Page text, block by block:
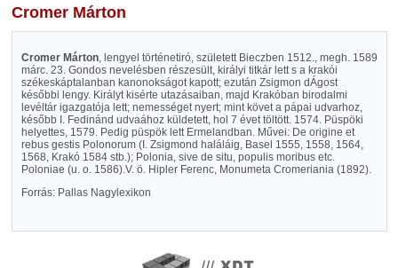
Cromer Márton
Cromer Márton, lengyel történetiró, született Bieczben 1512., megh. 1589
márc. 23. Gondos nevelésben részesült, királyi titkár lett s a krakói
székeskáptalanban kanonokságot kapott; ezután Zsigmon dÁgost
későbbi lengy. Királyt kisérte utazásaiban, majd Krakóban birodalmi
levéltár igazgatója lett; nemességet nyert; mint követ a pápai udvarhoz,
később I. Fedinánd udvaához küldetett, hol 7 évet töltött. 1574. Püspöki
helyettes, 1579. Pedig püspök lett Ermelandban. Művei: De origine et
rebus gestis Polonorum (I. Zsigmond haláláig, Basel 1555, 1558, 1564,
1568, Krakó 1584 stb.); Polonia, sive de situ, populis moribus etc.
Poloniae (u. o. 1586).V. ö. Hipler Ferenc, Monumeta Cromeriania (1892).
Forrás: Pallas Nagylexikon